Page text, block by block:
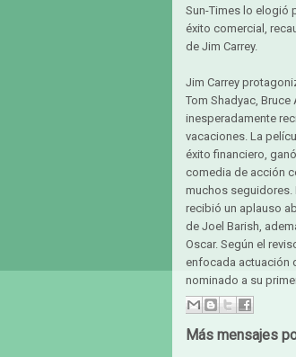
Sun-Times lo elogió
éxito comercial,
de Jim Carrey.
Jim Carrey
Tom Shadyac,
inesperadamente
vacaciones. La
éxito financiero,
comedia de acción
muchos seguidores.
recibió un aplauso
de Joel Barish,
Oscar. Según el
enfocada actuación
nominado a su
Más mensajes